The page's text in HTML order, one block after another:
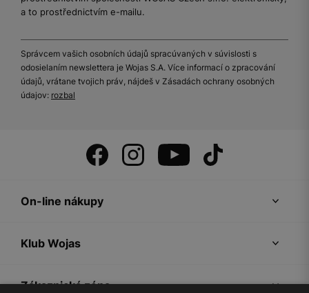
a to prostřednictvím e-mailu.
Správcem vašich osobních údajů spracúvaných v súvislosti s
odosielaním newslettera je Wojas S.A. Více informací o zpracování
údajů, vrátane tvojich práv, nájdeš v Zásadách ochrany osobných
údajov: rozbal
On-line nákupy
Klub Wojas
Zákaznická zóna